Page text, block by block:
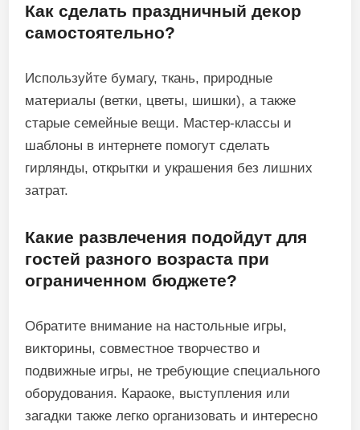
Как сделать праздничный декор
самостоятельно?
Используйте бумагу, ткань, природные
материалы (ветки, цветы, шишки), а также
старые семейные вещи. Мастер-классы и
шаблоны в интернете помогут сделать
гирлянды, открытки и украшения без лишних
затрат.
Какие развлечения подойдут для
гостей разного возраста при
ограниченном бюджете?
Обратите внимание на настольные игры,
викторины, совместное творчество и
подвижные игры, не требующие специального
оборудования. Караоке, выступления или
загадки также легко организовать и интересно